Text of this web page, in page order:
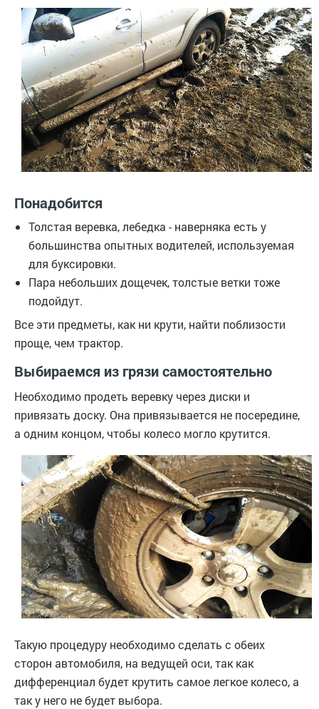
Понадобится
Толстая веревка, лебедка - наверняка есть у
большинства опытных водителей, используемая
для буксировки.
Пара небольших дощечек, толстые ветки тоже
подойдут.
Все эти предметы, как ни крути, найти поблизости
проще, чем трактор.
Выбираемся из грязи самостоятельно
Необходимо продеть веревку через диски и
привязать доску. Она привязывается не посередине,
а одним концом, чтобы колесо могло крутится.
Такую процедуру необходимо сделать с обеих
сторон автомобиля, на ведущей оси, так как
дифференциал будет крутить самое легкое колесо, а
так у него не будет выбора.